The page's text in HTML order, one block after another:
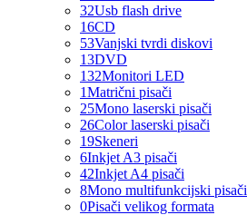
32Usb flash drive
16CD
53Vanjski tvrdi diskovi
13DVD
132Monitori LED
1Matrični pisači
25Mono laserski pisači
26Color laserski pisači
19Skeneri
6Inkjet A3 pisači
42Inkjet A4 pisači
8Mono multifunkcijski pisači
0Pisači velikog formata